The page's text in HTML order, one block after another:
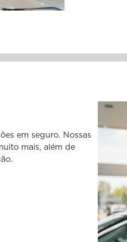
em seguro. Nossas
mais, além de